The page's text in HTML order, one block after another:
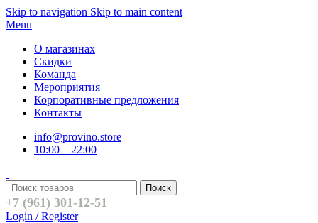
Skip to navigation Skip to main content
Menu
О магазинах
Скидки
Команда
Мероприятия
Корпоративные предложения
Контакты
info@provino.store
10:00 – 22:00
Поиск
+7 (961) 301-12-51
Login / Register